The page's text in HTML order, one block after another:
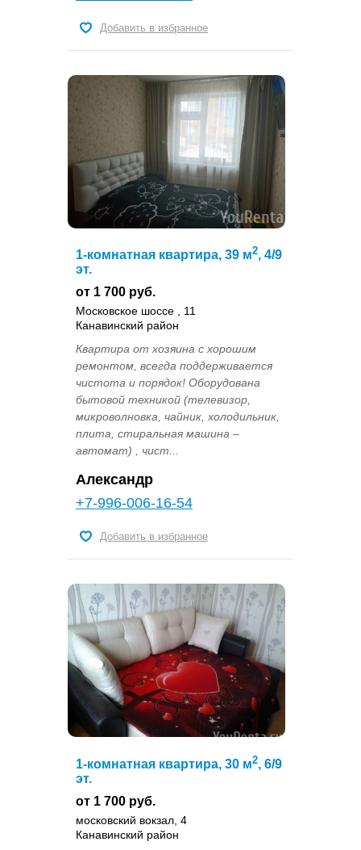
Добавить в избранное
1-комнатная квартира, 39 м2, 4/9
эт.
от 1 700 руб.
Московское шоссе , 11
Канавинский район
Квартира от хозяина с хорошим
ремонтом, всегда поддерживается
чистота и порядок! Оборудована
бытовой техникой (телевизор,
микроволновка, чайник, холодильник,
плита, стиральная машина –
автомат) , чист...
Александр
+7-996-006-16-54
Добавить в избранное
1-комнатная квартира, 30 м2, 6/9
эт.
от 1 700 руб.
московский вокзал, 4
Канавинский район